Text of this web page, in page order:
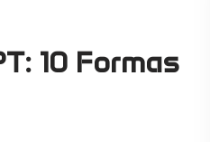
10 Formas